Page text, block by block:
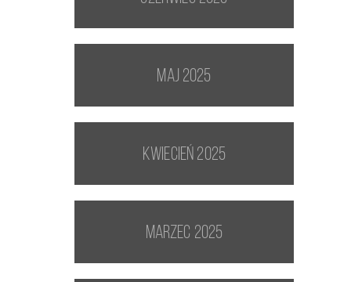
maj 2025
kwiecień 2025
marzec 2025